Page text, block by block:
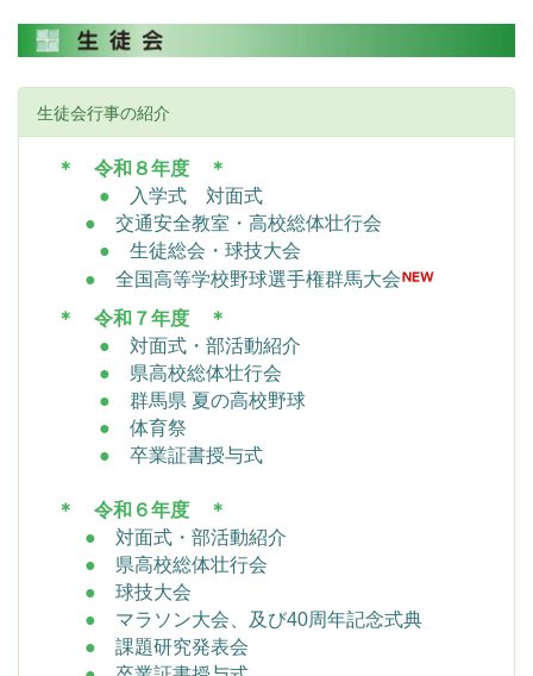
生徒会行事の紹介
＊ 令和８年度 ＊
●
入学式 対面式
● 交通安全教室・高校総体壮行会
● 生徒総会・球技大会
● 全国高等学校野球選手権群馬大会
＊ 令和７年度 ＊
●
対面式・部活動紹介
●
県高校総体壮行会
●
群馬県 夏の高校野球
●
体育祭
●
卒業証書授与式
＊ 令和６年度 ＊
● 対面式・部活動紹介
● 県高校総体壮行会
● 球技大会
● マラソン大会、及び40周年記念式典
● 課題研究発表会